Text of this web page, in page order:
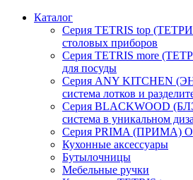
Каталог
Серия TETRIS top
столовых приборов
Серия TETRIS more
для посуды
Серия ANY KITCHEN
система лотков и
Серия BLACKWOOD
система в уникальном
Серия PRIMA (ПРИМА)
Кухонные аксессуары
Бутылочницы
Мебельные ручки